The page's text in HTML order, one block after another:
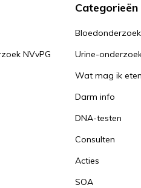
NVvPG
Categorieën
Bloedonderzoek
Urine-
Wat mag ik
Darm info
DNA-testen
Consulten
Acties
SOA